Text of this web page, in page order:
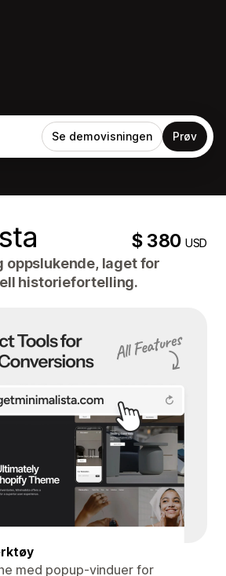
Se demovisningen Prøv
$ 380USD
oppslukende, laget for
historiefortelling.
med popup-vinduer for